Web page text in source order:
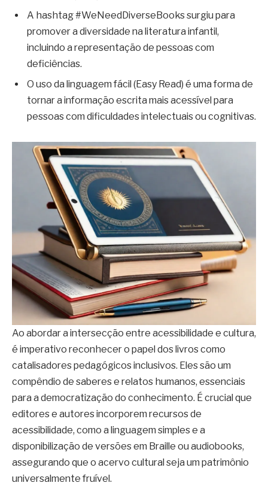
A hashtag #WeNeedDiverseBooks surgiu para
promover a diversidade na literatura infantil,
incluindo a representação de pessoas com
deficiências.
O uso da linguagem fácil (Easy Read) é uma forma de
tornar a informação escrita mais acessível para
pessoas com dificuldades intelectuais ou cognitivas.
Ao abordar a intersecção entre acessibilidade e cultura,
é imperativo reconhecer o papel dos livros como
catalisadores pedagógicos inclusivos. Eles são um
compêndio de saberes e relatos humanos, essenciais
para a democratização do conhecimento. É crucial que
editores e autores incorporem recursos de
acessibilidade, como a linguagem simples e a
disponibilização de versões em Braille ou audiobooks,
assegurando que o acervo cultural seja um patrimônio
universalmente fruível.